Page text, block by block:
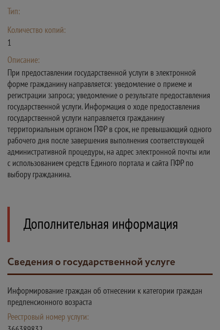
Тип:
Количество копий:
1
Описание:
При предоставлении государственной услуги в электронной
форме гражданину направляется: уведомление о приеме и
регистрации запроса; уведомление о результате предоставления
государственной услуги. Информация о ходе предоставления
государственной услуги направляется гражданину
территориальным органом ПФР в срок, не превышающий одного
рабочего дня после завершения выполнения соответствующей
административной процедуры, на адрес электронной почты или
с использованием средств Единого портала и сайта ПФР по
выбору гражданина.
Дополнительная информация
Сведения о государственной услуге
Информирование граждан об отнесении к категории граждан
предпенсионного возраста
Реестровый номер услуги: